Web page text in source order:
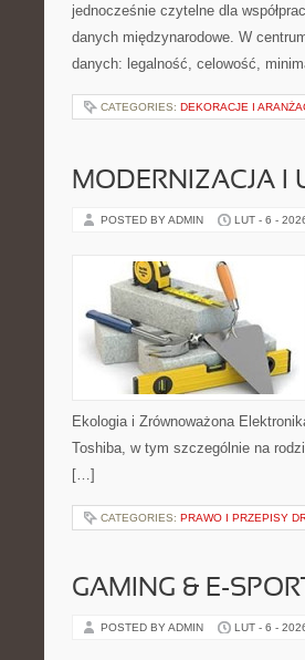
jednocześnie czytelne dla
danych międzynarodowe. W
danych: legalność, celowość,
CATEGORIES: DEKORACJE I
MODERNIZACJA I
POSTED BY ADMIN LUT - 6 -
Ekologia i Zrównoważona
Toshiba, w tym szczególnie na
[…]
CATEGORIES: PRAWO I PRZEPISY
GAMING & E-
POSTED BY ADMIN LUT - 6 -